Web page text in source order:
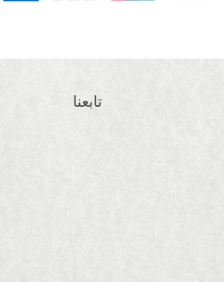
تابعنا